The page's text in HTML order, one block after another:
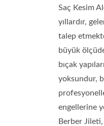
Saç Kesim
yıllardır,
talep
büyük
bıçak
yoksundur,
engellerine
Berber